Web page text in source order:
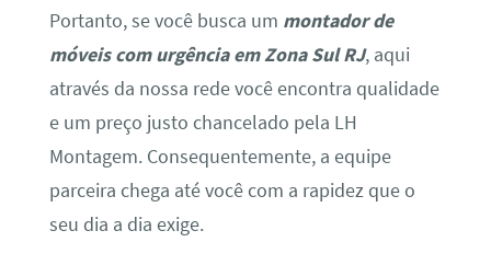
Portanto, se você busca um montador de
móveis com urgência em Zona Sul RJ, aqui
através da nossa rede você encontra qualidade
e um preço justo chancelado pela LH
Montagem. Consequentemente, a equipe
parceira chega até você com a rapidez que o
seu dia a dia exige.